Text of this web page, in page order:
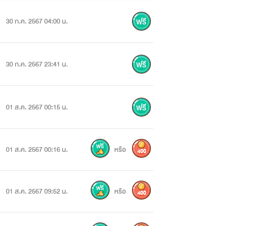
30 ก.ค. 2567 04:00 น.
30 ก.ค. 2567 23:41 น.
01 ส.ค. 2567 00:15 น.
01 ส.ค. 2567 00:16 น. หรือ 400
01 ส.ค. 2567 09:52 น. หรือ 400